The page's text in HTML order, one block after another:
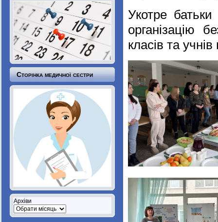
Сторінка медичної сестри
Архіви
Укотре
організацію
класів та